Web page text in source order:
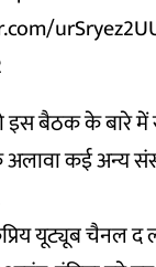
इस बैठक के बारे
अलावा कई अन्य
यूट्यूब चैनल